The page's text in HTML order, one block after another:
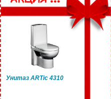
Унитаз ARTic 4310